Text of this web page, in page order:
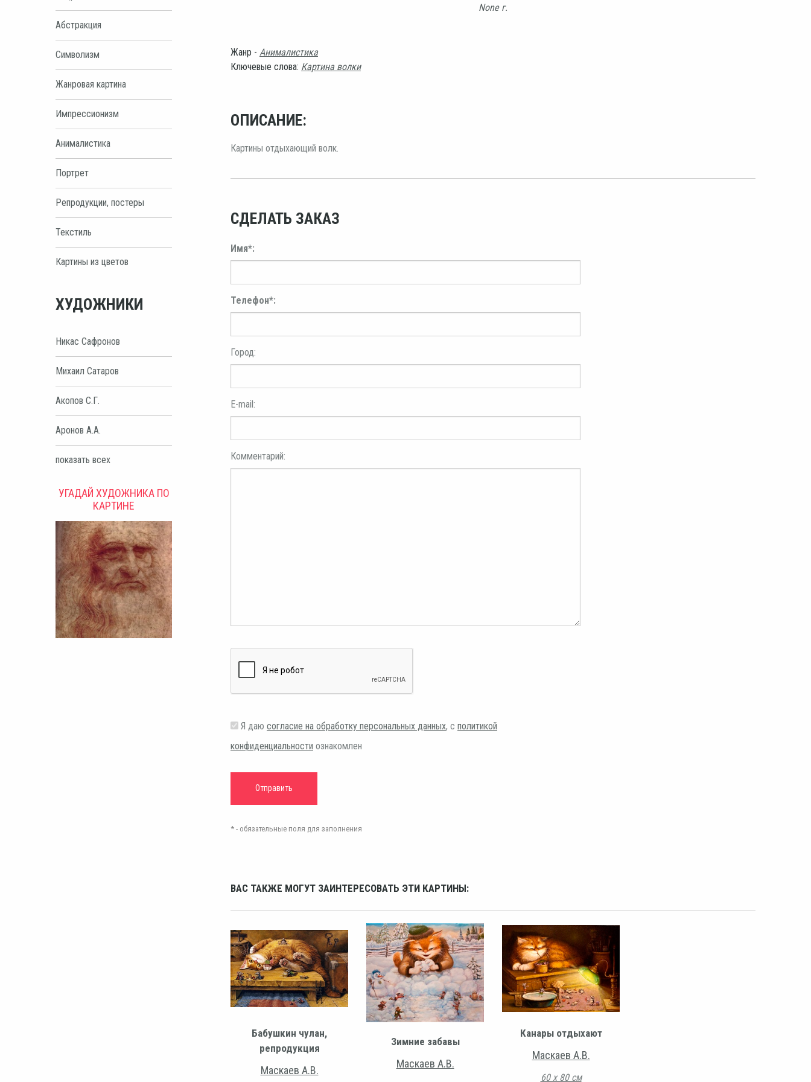
Абстракция
Символизм
Жанровая картина
Импрессионизм
Анималистика
Портрет
Репродукции, постеры
Текстиль
Картины из цветов
ХУДОЖНИКИ
Никас Сафронов
Михаил Сатаров
Акопов С.Г.
Аронов А.А.
показать всех
УГАДАЙ ХУДОЖНИКА ПО
КАРТИНЕ
None г.
Жанр - Анималистика
Ключевые слова: Картина волки
ОПИСАНИЕ:
Картины отдыхающий волк.
СДЕЛАТЬ ЗАКАЗ
Имя*:
Телефон*:
Город:
E-mail:
Комментарий:
Я даю согласие на обработку персональных данных, с политикой
конфиденциальности ознакомлен
* - обязательные поля для заполнения
ВАС ТАКЖЕ МОГУТ ЗАИНТЕРЕСОВАТЬ ЭТИ КАРТИНЫ:
Бабушкин чулан,
репродукция
Маскаев А.В.
Зимние забавы
Маскаев А.В.
Канары отдыхают
Маскаев А.В.
60 х 80 см